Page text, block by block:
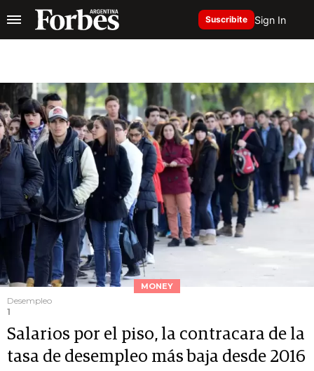
Suscribite Sign In
MONEY
Desempleo
1
Salarios por el piso, la contracara de la
tasa de desempleo más baja desde 2016